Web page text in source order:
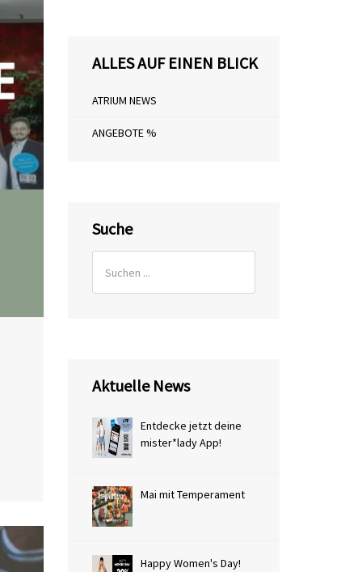
ALLES AUF EINEN BLICK
ATRIUM NEWS
ANGEBOTE %
Suche
Aktuelle News
Entdecke jetzt deine
mister*lady App!
Mai mit Temperament
Happy Women's Day!